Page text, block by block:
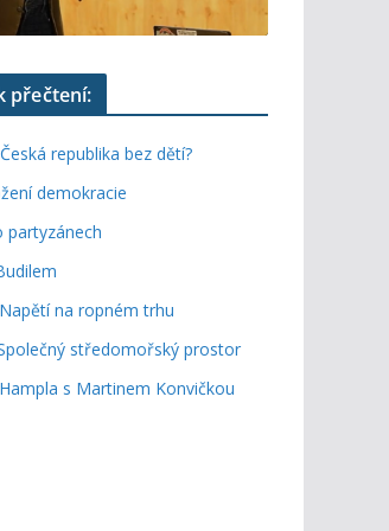
přečtení:
republika bez dětí?
demokracie
partyzánech
na ropném trhu
středomořský prostor
s Martinem Konvičkou